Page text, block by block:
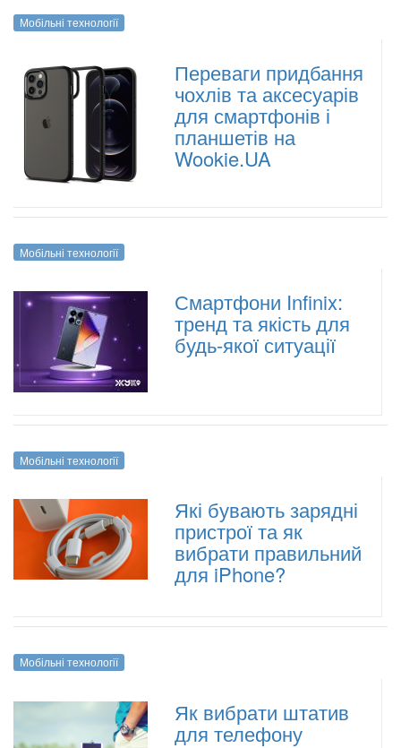
Мобільні технології
Переваги придбання
чохлів та аксесуарів
для смартфонів і
планшетів на
Wookie.UA
Мобільні технології
Смартфони Infinix:
тренд та якість для
будь-якої ситуації
Мобільні технології
Які бувають зарядні
пристрої та як
вибрати правильний
для iPhone?
Мобільні технології
Як вибрати штатив
для телефону